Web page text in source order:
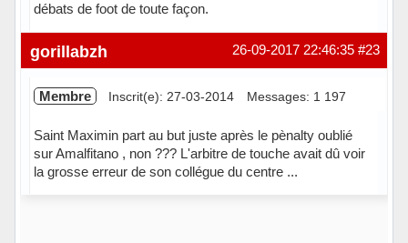
débats de foot de toute façon.
Hors ligne #23
26-09-2017 22:46:35
gorillabzh
Membre Inscrit(e): 27-03-2014 Messages: 1 197
Saint Maximin part au but juste après le pènalty oublié
sur Amalfitano , non ??? L'arbitre de touche avait dû voir
la grosse erreur de son collégue du centre ...